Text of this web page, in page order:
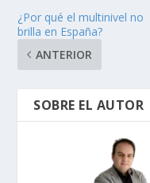
¿Por qué el multinivel no
brilla en España?
ANTERIOR
SOBRE EL AUTOR